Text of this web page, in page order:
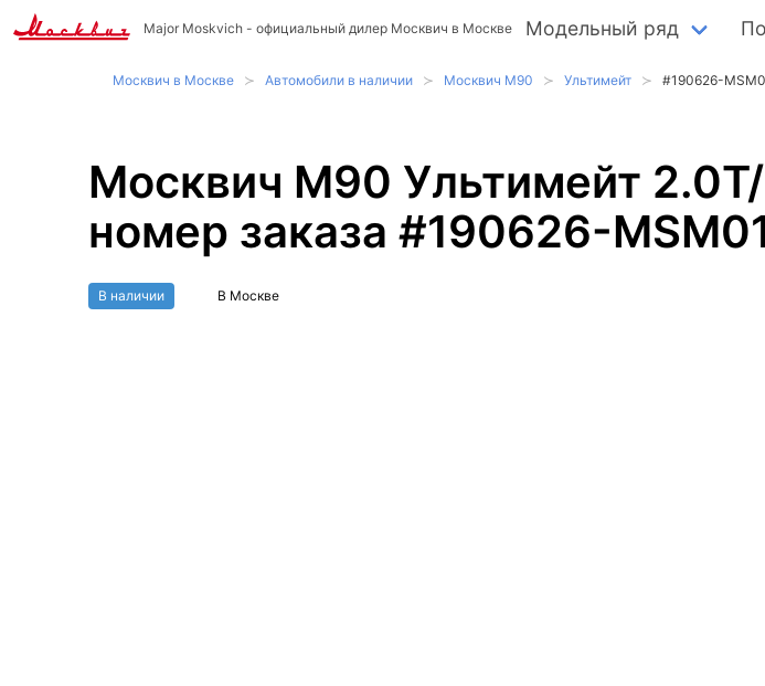
Major Moskvich- официальный дилер Москвич в Москве Модельный ряд
Москвич в Москве Автомобили в наличии Москвич М90 Ультимейт #190626-
Москвич М90 Ультимейт
номер заказа #190626-
В наличии В Москве